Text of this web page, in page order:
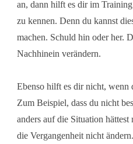
an, dann hilft es dir im
zu kennen. Denn du kannst
machen. Schuld hin oder her.
Nachhinein verändern.
Ebenso hilft es dir nicht, wenn
Zum Beispiel, dass du nicht
anders auf die Situation
die Vergangenheit nicht